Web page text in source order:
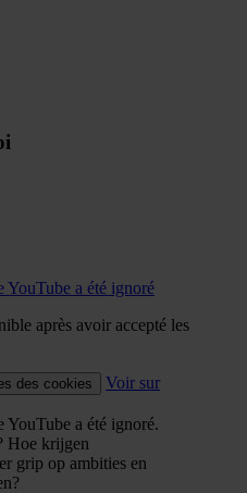
YouTube a été ignoré
après avoir accepté les
des cookies
Voir sur
YouTube a été ignoré.
Hoe krijgen
grip op ambities en